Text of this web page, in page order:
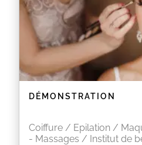
DÉMONSTRATION
Coiffure / Epilation /
- Massages / Institut de